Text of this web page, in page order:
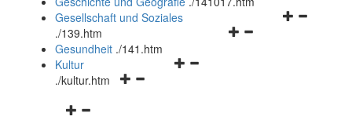
schließen
Navigationsmenü
Gesellschaft und Soziales
./139.htm
Navigationsmenü
Gesundheit ./141.htm
Navigationsmenü
Kultur
./kultur.htm
Navigationsmenü